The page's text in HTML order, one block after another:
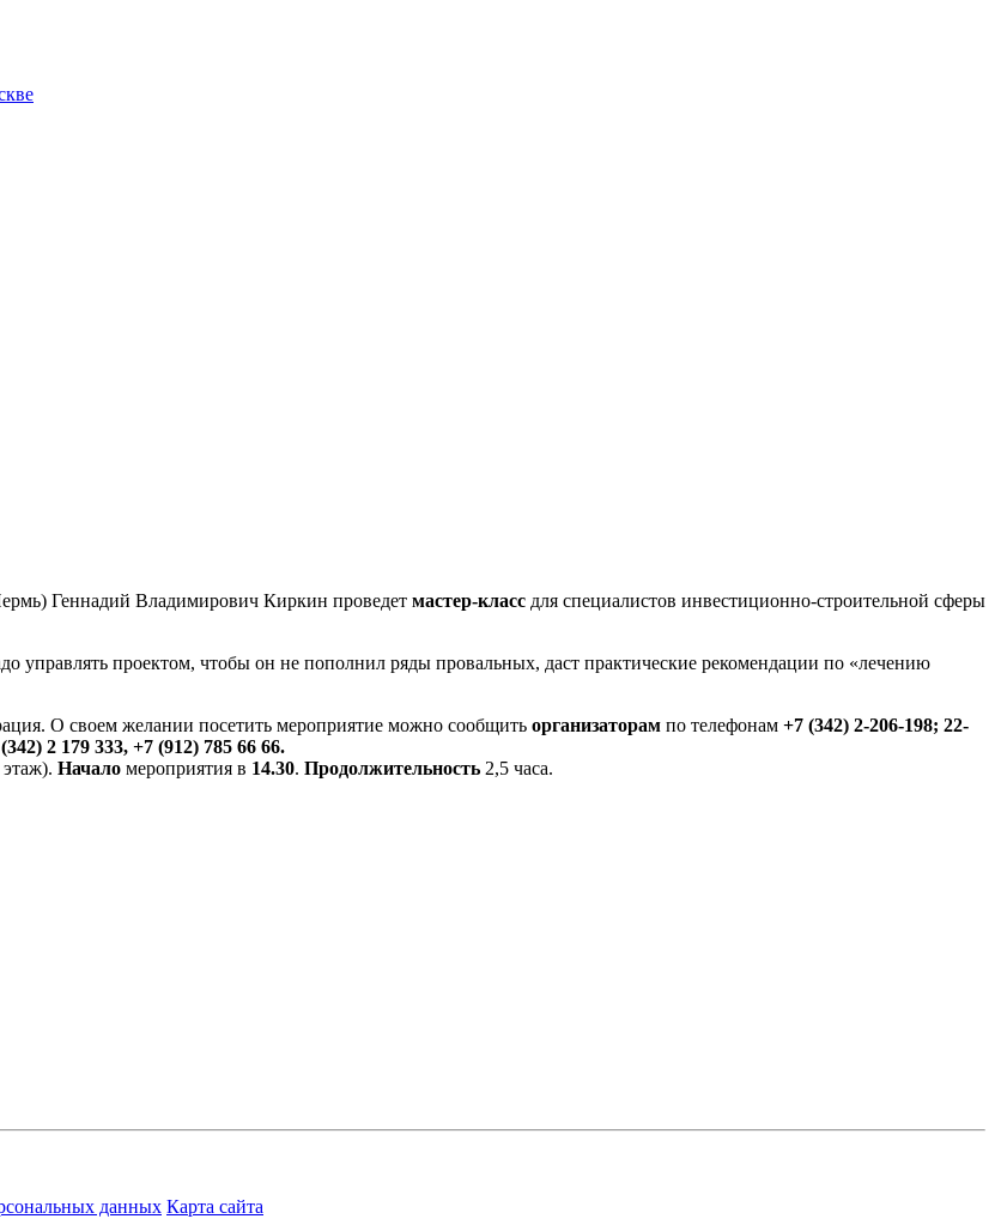
Геннадий Владимирович Киркин проведет мастер-класс для специалистов инвестиционно-строительной сферы
управлять проектом, чтобы он не пополнил ряды провальных, даст практические рекомендации по «лечению
О своем желании посетить мероприятие можно сообщить организаторам по телефонам +7 (342) 2-206-198; 22-
2 179 333, +7 (912) 785 66 66.
Начало мероприятия в 14.30. Продолжительность 2,5 часа.
данных Карта сайта